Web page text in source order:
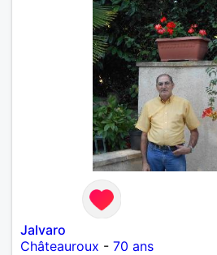
Jalvaro
Châteauroux - 70 ans